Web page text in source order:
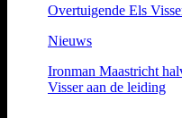
Overtuigende Els
Nieuws
Ironman Maastricht
Visser aan de leiding